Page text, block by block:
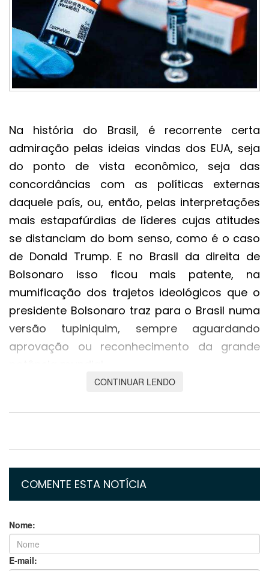
Na história do Brasil, é recorrente certa
admiração pelas ideias vindas dos EUA, seja
do ponto de vista econômico, seja das
concordâncias com as políticas externas
daquele país, ou, então, pelas interpretações
mais estapafúrdias de líderes cujas atitudes
se distanciam do bom senso, como é o caso
de Donald Trump. E no Brasil da direita de
Bolsonaro isso ficou mais patente, na
mumificação dos trajetos ideológicos que o
presidente Bolsonaro traz para o Brasil numa
versão tupiniquim, sempre aguardando
aprovação ou reconhecimento da grande
principalmente daqueles de maior poder
permanecem se impondo ao bom senso e a
finalidade de desqualificar algo que
entendem depreciativo na sua origem, a
presidente Bolsonaro, que despreza a ciência
nos moldes de Donald Trump, levando
CONTINUAR LENDO
COMENTE ESTA NOTÍCIA
Nome:
E-mail: